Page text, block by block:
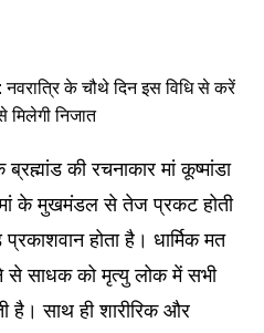
की रचनाकार मां कूष्मांडा
के मुखमंडल से तेज प्रकट होती
होता है। धार्मिक मत
से साधक को मृत्यु लोक में सभी
है। साथ ही शारीरिक और